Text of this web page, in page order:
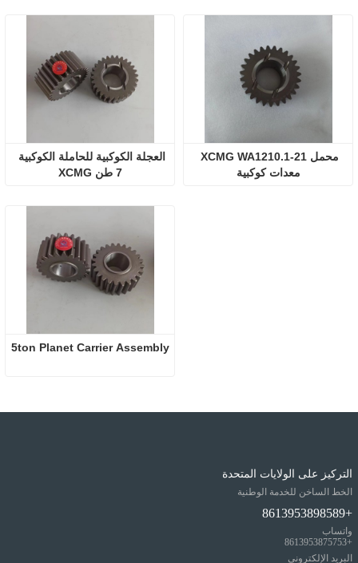
7 طن XCMG
معدات كوكبية
5ton Planet Carrier Assembly
التركيز على الولايات المتحدة
الخط الساخن للخدمة الوطنية
+8613953898589
واتساب
+8613953875753
البريد الإلكتروني